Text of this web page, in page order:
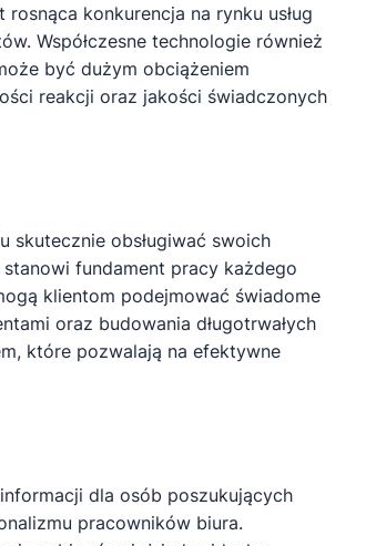
konkurencja na rynku usług
Współczesne technologie również
być dużym obciążeniem
reakcji oraz jakości świadczonych
skutecznie obsługiwać swoich
fundament pracy każdego
klientom podejmować świadome
oraz budowania długotrwałych
które pozwalają na efektywne
dla osób poszukujących
pracowników biura.